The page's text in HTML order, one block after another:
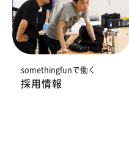
somethingfunで働く
採用情報